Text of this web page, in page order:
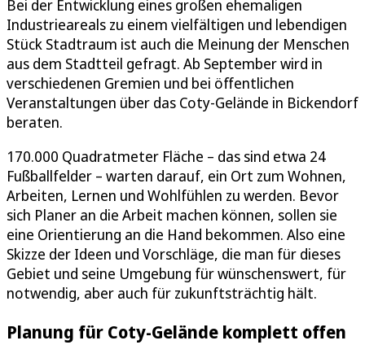
Bei der Entwicklung eines großen ehemaligen
Industrieareals zu einem vielfältigen und lebendigen
Stück Stadtraum ist auch die Meinung der Menschen
aus dem Stadtteil gefragt. Ab September wird in
verschiedenen Gremien und bei öffentlichen
Veranstaltungen über das Coty-Gelände in Bickendorf
beraten.
170.000 Quadratmeter Fläche – das sind etwa 24
Fußballfelder – warten darauf, ein Ort zum Wohnen,
Arbeiten, Lernen und Wohlfühlen zu werden. Bevor
sich Planer an die Arbeit machen können, sollen sie
eine Orientierung an die Hand bekommen. Also eine
Skizze der Ideen und Vorschläge, die man für dieses
Gebiet und seine Umgebung für wünschenswert, für
notwendig, aber auch für zukunftsträchtig hält.
Planung für Coty-Gelände komplett offen